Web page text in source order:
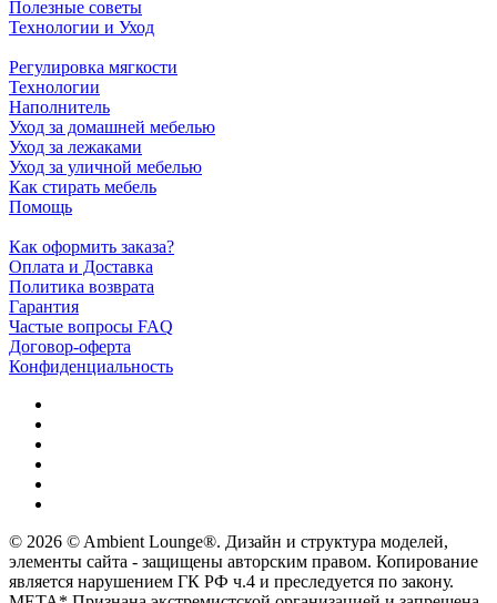
Полезные советы
Технологии и Уход
Регулировка мягкости
Технологии
Наполнитель
Уход за домашней мебелью
Уход за лежаками
Уход за уличной мебелью
Как стирать мебель
Помощь
Как оформить заказа?
Оплата и Доставка
Политика возврата
Гарантия
Частые вопросы FAQ
Договор-оферта
Конфиденциальность
© 2026 © Ambient Lounge®. Дизайн и структура моделей,
элементы сайта - защищены авторским правом. Копирование
является нарушением ГК РФ ч.4 и преследуется по закону.